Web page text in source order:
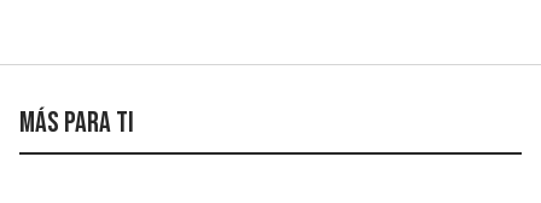
Más para ti